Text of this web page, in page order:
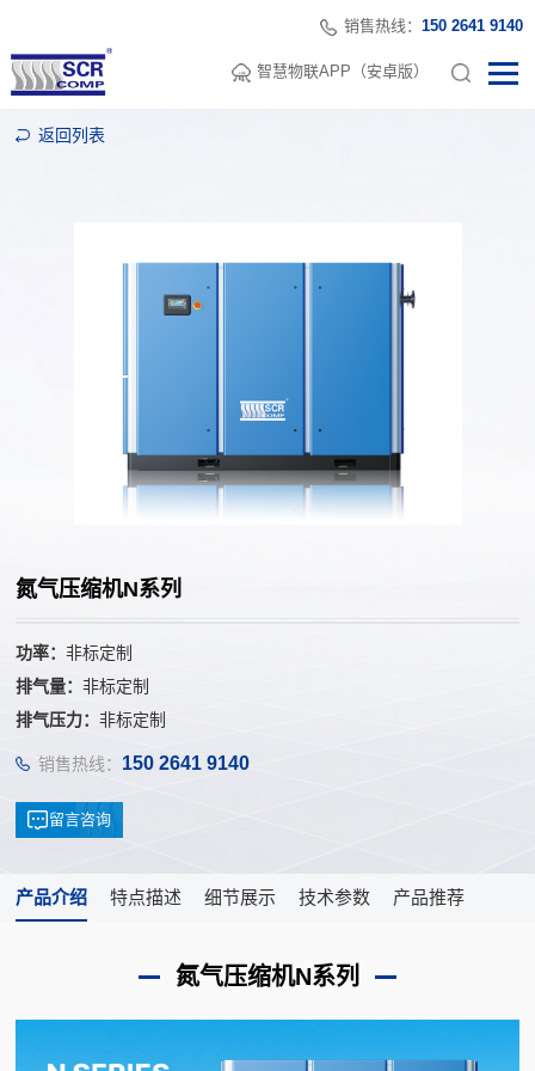
销售热线： 150 2641 9140
智慧物联APP（安卓版）
返回列表
氮气压缩机N系列
功率：非标定制
排气量：非标定制
排气压力：非标定制
销售热线： 150 2641 9140
留言咨询
产品介绍 特点描述 细节展示 技术参数 产品推荐
氮气压缩机N系列